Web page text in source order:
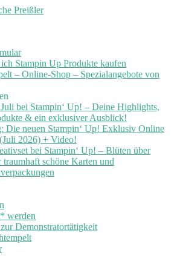
Stampin Up Produkte kaufen
– Online-Shop – Spezialangebote von
bei Stampin‘ Up! – Deine Highlights,
& ein exklusiver Ausblick!
Die neuen Stampin‘ Up! Exklusiv Online
2026) + Video!
bei Stampin‘ Up! – Blüten über
schöne Karten und
werden
Demonstratortätigkeit